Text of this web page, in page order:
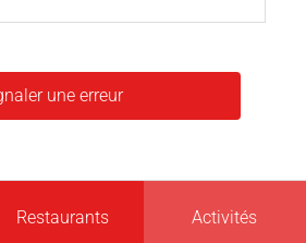
une erreur
Restaurants Activités